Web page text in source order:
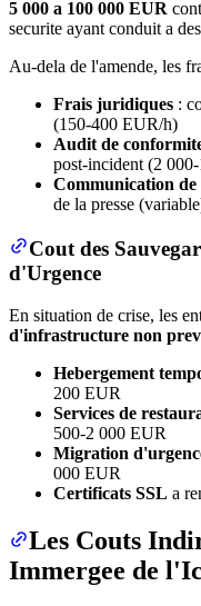
5 000 a 100 000 EUR
securite ayant conduit a
Au-dela de l'amende, les
Frais juridiques :
(150-400 EUR/h)
Audit de
post-incident (2
Communication de
de la presse
Cout des
d'Urgence
En situation de crise, les
d'infrastructure non
Hebergement
200 EUR
Services de
500-2 000 EUR
Migration
000 EUR
Certificats SSL a
Les Couts
Immergee de